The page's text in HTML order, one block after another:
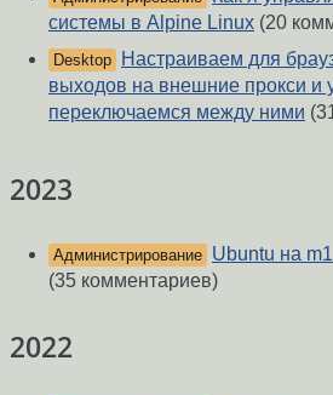
системы в Alpine Linux (20
Desktop
Настраиваем для
выходов на внешние прокси и
переключаемся между ними
2023
Администрирование Ubuntu на
(35 комментариев)
2022